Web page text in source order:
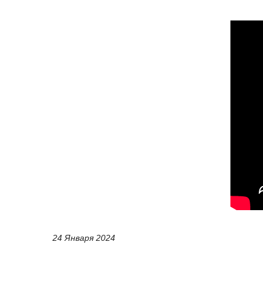
24 Января 2024